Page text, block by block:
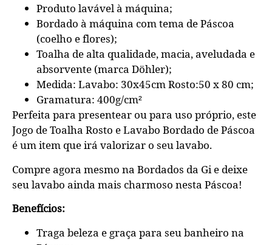
Produto lavável à máquina;
Bordado à máquina com tema de Páscoa
(coelho e flores);
Toalha de alta qualidade, macia, aveludada e
absorvente (marca Döhler);
Medida: Lavabo: 30x45cm Rosto:50 x 80 cm;
Gramatura: 400g/cm²
Perfeita para presentear ou para uso próprio, este
Jogo de Toalha Rosto e Lavabo Bordado de Páscoa
é um item que irá valorizar o seu lavabo.
Compre agora mesmo na Bordados da Gi e deixe
seu lavabo ainda mais charmoso nesta Páscoa!
Benefícios:
Traga beleza e graça para seu banheiro na